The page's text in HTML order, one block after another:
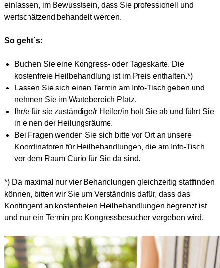
einlassen, im Bewusstsein, dass Sie professionell und
wertschätzend behandelt werden.
So geht`s:
Buchen Sie eine Kongress- oder Tageskarte. Die
kostenfreie Heilbehandlung ist im Preis enthalten.*)
Lassen Sie sich einen Termin am Info-Tisch geben und
nehmen Sie im Wartebereich Platz.
Ihr/e für sie zuständige/r Heiler/in holt Sie ab und führt Sie
in einen der Heilungsräume.
Bei Fragen wenden Sie sich bitte vor Ort an unsere
Koordinatoren für Heilbehandlungen, die am Info-Tisch
vor dem Raum Curio für Sie da sind.
*) Da maximal nur vier Behandlungen gleichzeitig stattfinden
können, bitten wir Sie um Verständnis dafür, dass das
Kontingent an kostenfreien Heilbehandlungen begrenzt ist
und nur ein Termin pro Kongressbesucher vergeben wird.